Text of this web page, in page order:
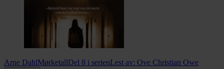
Arne DahlMørketallDel 8 i serienLest av: Ove Christian Owe